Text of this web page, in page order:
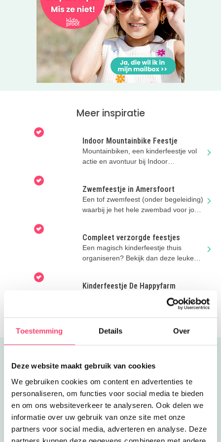
Toestemming Details Over
Deze website maakt gebruik van cookies
We gebruiken cookies om content en advertenties te
personaliseren, om functies voor social media te bieden
en om ons websiteverkeer te analyseren. Ook delen we
informatie over uw gebruik van onze site met onze
partners voor social media, adverteren en analyse. Deze
Meer inspiratie
Indoor Mountainbike Feestje
Mountainbiken, een kinderfeestje vol
actie en avontuur bij Indoor
Zwemfeestje in Amersfoort
Een tof zwemfeest (onder begeleiding)
waarbij je het hele zwembad voor jou
Compleet verzorgde feestjes
Een magisch kinderfeestje thuis
organiseren? Bekijk dan deze leuke
Kinderfeestje De Happyfarm
Kinderfeestje? Ga eens naar
Speelboerderij De Happyfarm. Je kunt
er eindeloos spelen en pony rijden.
Uitgelicht